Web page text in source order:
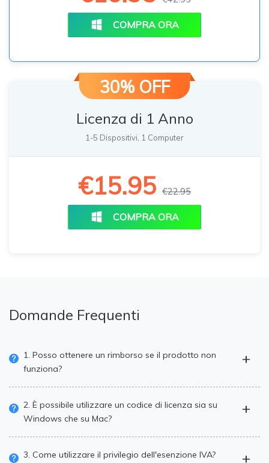
COMPRA ORA
30% OFF
Licenza di 1 Anno
1-5 Dispositivi, 1 Computer
€15.95 €22.95
COMPRA ORA
Domande Frequenti
1. Posso ottenere un rimborso se il prodotto non
funziona?
2. È possibile utilizzare un codice di licenza sia su
Windows che su Mac?
3. Come utilizzare il privilegio dell'esenzione IVA?